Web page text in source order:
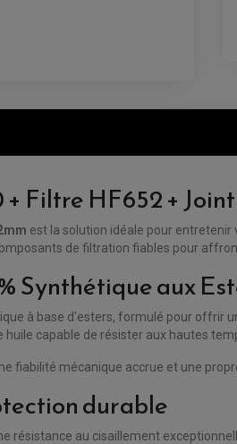
Filtre HF652 +
est la solution idéale pour entretenir
de filtration fiables pour
Synthétique aux
à base d'esters, formulé pour offrir
capable de résister aux hautes
fiabilité mécanique accrue et une
durable
résistance au cisaillement